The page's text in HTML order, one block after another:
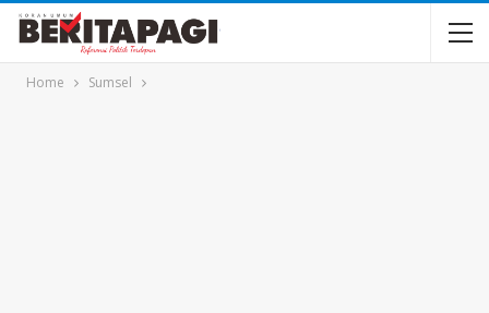
Home Sumsel